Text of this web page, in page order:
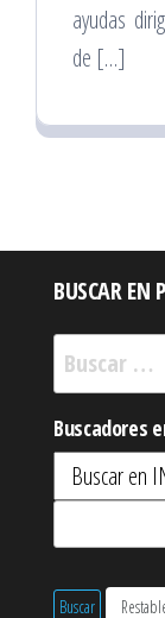
ayudas
de […]
BUSCAR EN
Buscar:
Buscadores